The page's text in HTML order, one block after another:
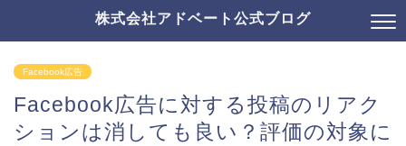
株式会社アドベート公式ブログ
Facebook広告
Facebook広告に対する投稿のリアク
ションは消しても良い？評価の対象に